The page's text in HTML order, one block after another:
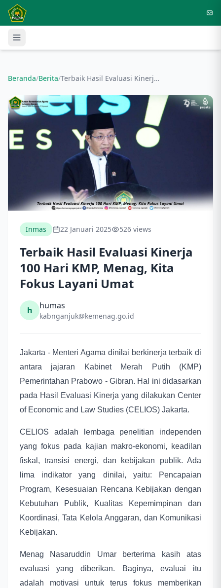
Langsung ke konten utama
Beranda/Berita/ Terbaik Hasil Evaluasi Kinerja 100 Hari KMP, Menag, Kita Fokus Layani Umat
Inmas 22 Januari 2025 526 views
Terbaik Hasil Evaluasi Kinerja
100 Hari KMP, Menag, Kita
Fokus Layani Umat
h humas
kabnganjuk@kemenag.go.id
Jakarta - Menteri Agama dinilai berkinerja terbaik di
antara jajaran Kabinet Merah Putih (KMP)
Pemerintahan Prabowo - Gibran. Hal ini didasarkan
pada Hasil Evaluasi Kinerja yang dilakukan Center
of Economic and Law Studies (CELIOS) Jakarta.
CELIOS adalah lembaga penelitian independen
yang fokus pada kajian makro-ekonomi, keadilan
fiskal, transisi energi, dan kebijakan publik. Ada
lima indikator yang dinilai, yaitu: Pencapaian
Program, Kesesuaian Rencana Kebijakan dengan
Kebutuhan Publik, Kualitas Kepemimpinan dan
Koordinasi, Tata Kelola Anggaran, dan Komunikasi
Kebijakan.
Menag Nasaruddin Umar berterima kasih atas
evaluasi yang diberikan. Baginya, evaluai itu
adalah motivasi untuk terus fokus memberikan